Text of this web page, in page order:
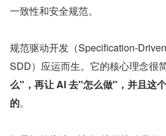
一致性和安全规范。
规范驱动开发（Specification-
SDD）应运而生。它的核心理念很
么"，再让 AI 去"怎么做"，并且这
的。